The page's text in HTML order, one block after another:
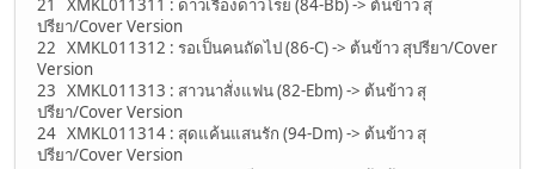
21 XMKL011311 : ดาวเรืองดาวโรย (84-Bb) -> ต้นข้าว สุ
ปรียา/Cover Version
22 XMKL011312 : รอเป็นคนถัดไป (86-C) -> ต้นข้าว สุปรียา/Cover
Version
23 XMKL011313 : สาวนาสั่งแฟน (82-Ebm) -> ต้นข้าว สุ
ปรียา/Cover Version
24 XMKL011314 : สุดแค้นแสนรัก (94-Dm) -> ต้นข้าว สุ
ปรียา/Cover Version